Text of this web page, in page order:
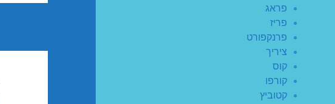
פראג
פריז
פרנקפורט
ציריך
קוס
קורפו
קטוביץ